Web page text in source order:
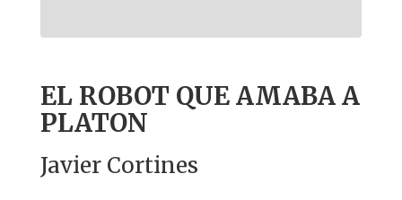
EL ROBOT QUE AMABA A
PLATON
Javier Cortines